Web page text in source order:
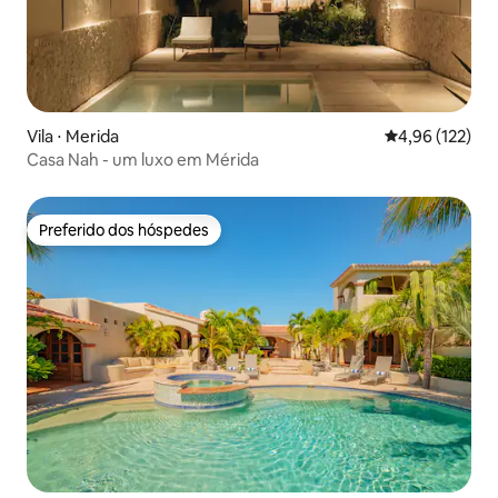
Vila ⋅ Merida 4,96 de uma
4,96 (122)
Casa Nah - um luxo em Mérida
Preferido dos hóspedes
Preferido dos hóspedes